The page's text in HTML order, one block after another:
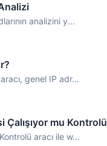
analizini y...
genel IP adr...
Çalışıyor mu Kontrolü
aracı ile w...